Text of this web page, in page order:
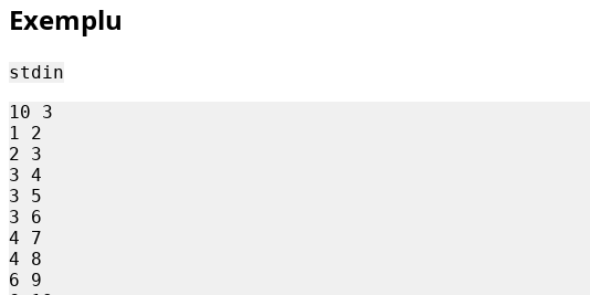
000
Exemplu
stdin
10 3
1 2
2 3
3 4
3 5
3 6
4 7
4 8
6 9